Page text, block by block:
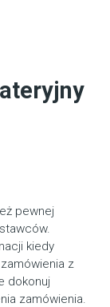
pewnej
kiedy
z
dokonuj
zamówienia.